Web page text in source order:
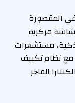
في المقصورة
مركزية
الذكية، مستشعرات
نظام تكييف
الفاخر